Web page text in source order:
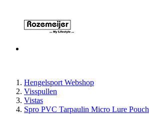
Hengelsport Webshop
Visspullen
Vistas
Spro PVC Tarpaulin Micro Lure Pouch